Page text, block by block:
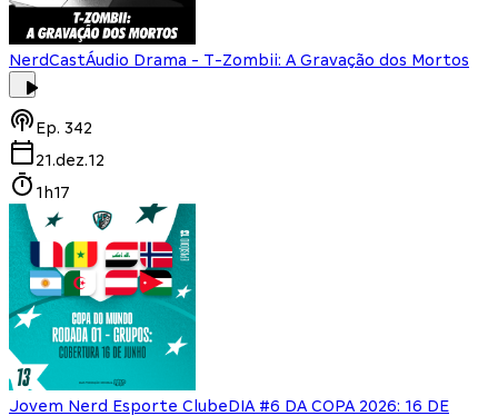
NerdCastÁudio Drama - T-Zombii: A Gravação dos Mortos
Ep. 342
21.dez.12
1h17
Jovem Nerd Esporte ClubeDIA #6 DA COPA 2026: 16 DE